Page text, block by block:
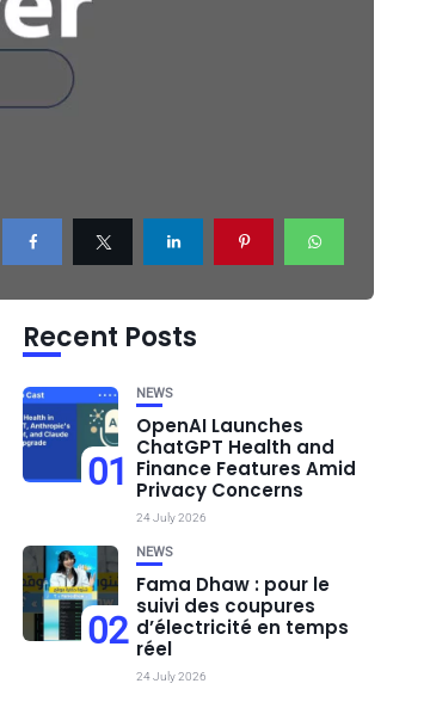
Recent Posts
01
NEWS
OpenAI Launches
ChatGPT Health and
Finance Features Amid
Privacy Concerns
24 July 2026
02
NEWS
Fama Dhaw : pour le
suivi des coupures
d’électricité en temps
réel
24 July 2026